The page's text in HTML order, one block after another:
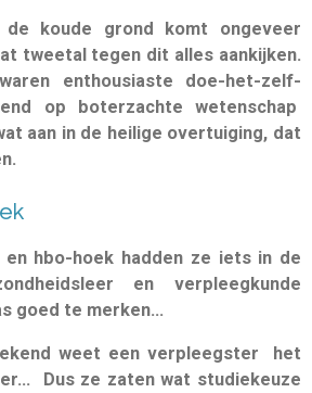
de koude grond komt ongeveer
tweetal tegen dit alles aankijken.
enthousiaste doe-het-zelf-
op boterzachte wetenschap
aan in de heilige overtuiging, dat
hbo-hoek hadden ze iets in de
en verpleegkunde
goed te merken...
weet een verpleegster het
Dus ze zaten wat studiekeuze